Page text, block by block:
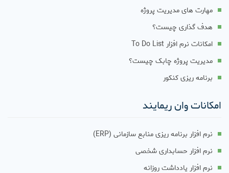
مهارت های مدیریت پروژه
هدف گذاری چیست؟
امکانات نرم افزار To Do List
مدیریت پروژه چابک چیست؟
برنامه ریزی کنکور
امکانات وان ریمایند
نرم افزار برنامه ریزی منابع سازمانی (ERP)
نرم افزار حسابداری شخصی
نرم افزار یادداشت روزانه